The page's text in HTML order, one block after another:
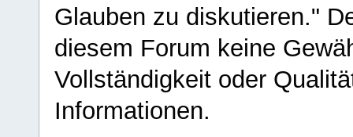
Glauben zu diskutieren."
diesem Forum keine
Vollständigkeit oder
Informationen.